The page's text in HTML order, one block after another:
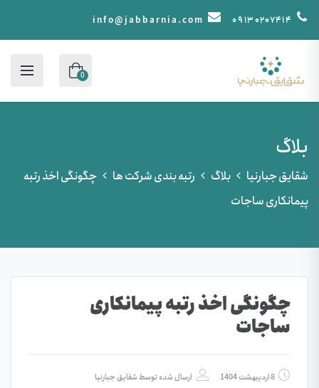
۰۹۱۳۰۲۰۷۴۱۴ info@jabbarnia.com
0
بلاگ
شقایق جبارنیا بلاگ رتبه بندی شرکت ها
چگونگی اخذ رتبه
پیمانکاری ساجات
چگونگی اخذ رتبه پیمانکاری
ساجات
8 اردیبهشت 1404 ارسال شده توسطشقایق جبارنیا